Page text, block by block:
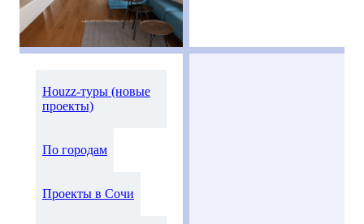
Houzz-туры (новые
проекты)
По городам
Проекты в Сочи